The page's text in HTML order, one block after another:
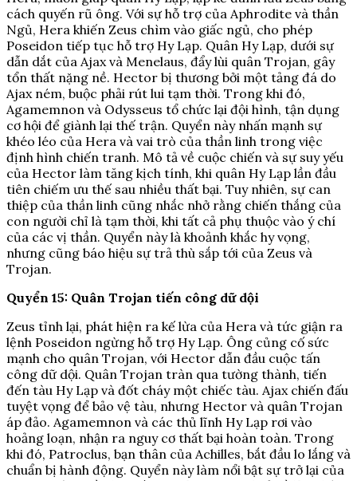
cách quyến rũ ông. Với sự hỗ trợ của Aphrodite và thần
Ngủ, Hera khiến Zeus chìm vào giấc ngủ, cho phép
Poseidon tiếp tục hỗ trợ Hy Lạp. Quân Hy Lạp, dưới sự
dẫn dắt của Ajax và Menelaus, đẩy lùi quân Trojan, gây
tổn thất nặng nề. Hector bị thương bởi một tảng đá do
Ajax ném, buộc phải rút lui tạm thời. Trong khi đó,
Agamemnon và Odysseus tổ chức lại đội hình, tận dụng
cơ hội để giành lại thế trận. Quyển này nhấn mạnh sự
khéo léo của Hera và vai trò của thần linh trong việc
định hình chiến tranh. Mô tả về cuộc chiến và sự suy yếu
của Hector làm tăng kịch tính, khi quân Hy Lạp lần đầu
tiên chiếm ưu thế sau nhiều thất bại. Tuy nhiên, sự can
thiệp của thần linh cũng nhắc nhở rằng chiến thắng của
con người chỉ là tạm thời, khi tất cả phụ thuộc vào ý chí
của các vị thần. Quyển này là khoảnh khắc hy vọng,
nhưng cũng báo hiệu sự trả thù sắp tới của Zeus và
Trojan.
Quyển 15: Quân Trojan tiến công dữ dội
Zeus tỉnh lại, phát hiện ra kế lừa của Hera và tức giận ra
lệnh Poseidon ngừng hỗ trợ Hy Lạp. Ông củng cố sức
mạnh cho quân Trojan, với Hector dẫn đầu cuộc tấn
công dữ dội. Quân Trojan tràn qua tường thành, tiến
đến tàu Hy Lạp và đốt cháy một chiếc tàu. Ajax chiến đấu
tuyệt vọng để bảo vệ tàu, nhưng Hector và quân Trojan
áp đảo. Agamemnon và các thủ lĩnh Hy Lạp rơi vào
hoảng loạn, nhận ra nguy cơ thất bại hoàn toàn. Trong
khi đó, Patroclus, bạn thân của Achilles, bắt đầu lo lắng và
chuẩn bị hành động. Quyển này làm nổi bật sự trở lại của